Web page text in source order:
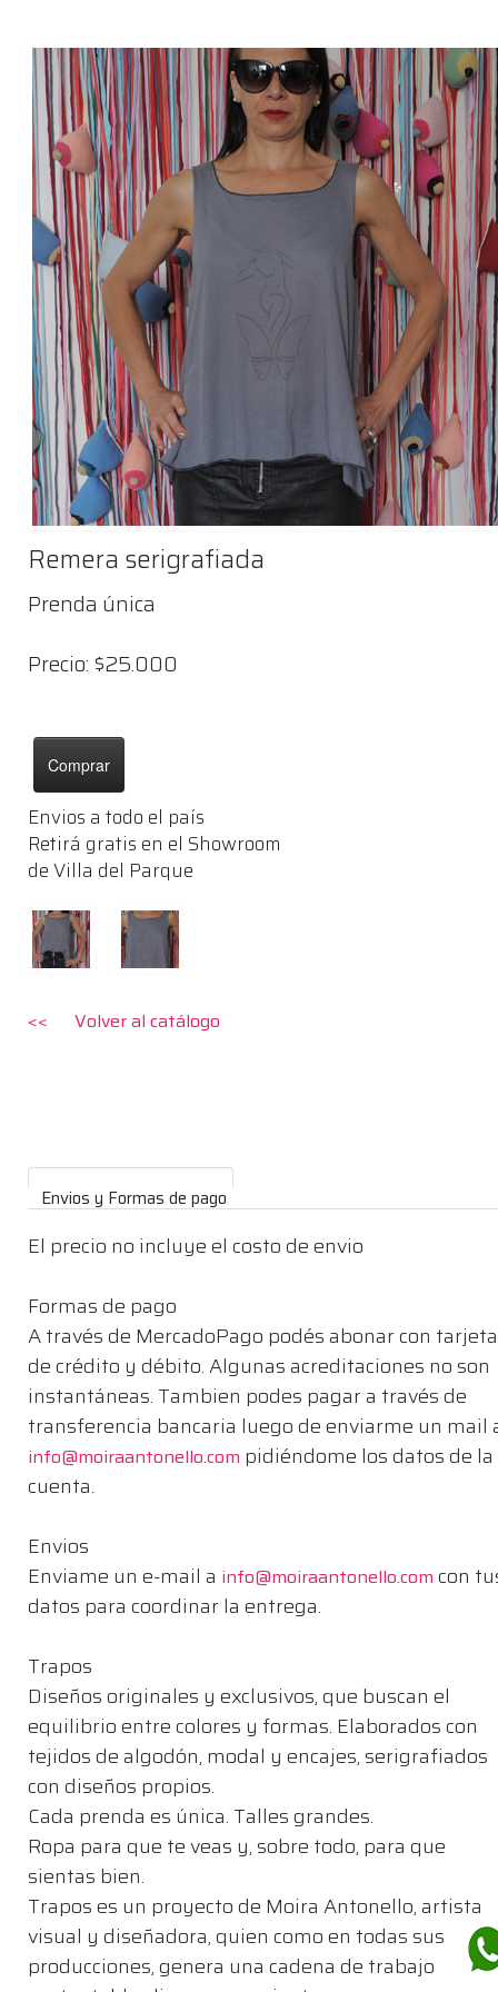
Remera serigrafiada
Prenda única
Precio: $25.000
Comprar
Envios a todo el país
Retirá gratis en el Showroom
de Villa del Parque
<< Volver al catálogo
Envios y Formas de pago
El precio no incluye el costo de envio
Formas de pago
A través de MercadoPago podés abonar con tarjeta
de crédito y débito. Algunas acreditaciones no son
instantáneas. Tambien podes pagar a través de
transferencia bancaria luego de enviarme un mail
info@moiraantonello.com pidiéndome los datos de la
cuenta.
Envios
Enviame un e-mail a info@moiraantonello.com con
datos para coordinar la entrega.
Trapos
Diseños originales y exclusivos, que buscan el
equilibrio entre colores y formas. Elaborados con
tejidos de algodón, modal y encajes, serigrafiados
con diseños propios.
Cada prenda es única. Talles grandes.
Ropa para que te veas y, sobre todo, para que
sientas bien.
Trapos es un proyecto de Moira Antonello, artista
visual y diseñadora, quien como en todas sus
producciones, genera una cadena de trabajo